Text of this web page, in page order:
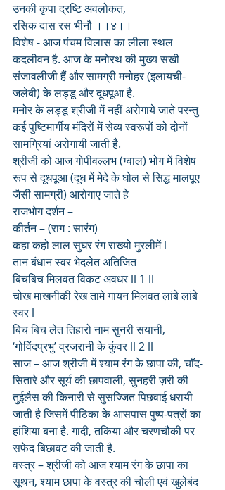
उनकी कृपा द्रष्टि अवलोकत,
रसिक दास रस भीनौ ।।४।।
विशेष - आज पंचम विलास का लीला स्थल
कदलीवन है. आज के मनोरथ की मुख्य सखी
संजावलीजी हैं और सामग्री मनोहर (इलायची-
जलेबी) के लड्डू और दूधपूआ है.
मनोर के लड्डू श्रीजी में नहीं अरोगाये जाते परन्तु
कई पुष्टिमार्गीय मंदिरों में सेव्य स्वरूपों को दोनों
सामग्रियां अरोगायी जाती है.
श्रीजी को आज गोपीवल्लभ (ग्वाल) भोग में विशेष
रूप से दूधपूआ (दूध में मेदे के घोल से सिद्ध मालपूए
जैसी सामग्री) आरोगाए जाते हे
राजभोग दर्शन –
कीर्तन – (राग : सारंग)
कहा कहो लाल सुघर रंग राख्यो मुरलीमें l
तान बंधान स्वर भेदलेत अतिजित
बिचबिच मिलवत विकट अवधर ll 1 ll
चोख माखनीकी रेख तामे गायन मिलवत लांबे लांबे
स्वर l
बिच बिच लेत तिहारो नाम सुनरी सयानी,
‘गोविंदप्रभु’ व्रजरानी के कुंवर ll 2 ll
साज – आज श्रीजी में श्याम रंग के छापा की, चाँद-
सितारे और सूर्य की छापवाली, सुनहरी ज़री की
तुईलैस की किनारी से सुसज्जित पिछवाई धरायी
जाती है जिसमें पीठिका के आसपास पुष्प-पत्रों का
हांशिया बना है. गादी, तकिया और चरणचौकी पर
सफेद बिछावट की जाती है.
वस्त्र – श्रीजी को आज श्याम रंग के छापा का
सूथन, श्याम छापा के वस्त्र की चोली एवं खुलेबंद